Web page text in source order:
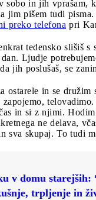
sobo in jih vprašam,
jim pišem tudi
preko telefona pri
tedensko slišiš s
Ljudje
jih poslušaš, se
ostarele in se družim
zapojemo,
in si z njimi.
ne delava,
sva skupaj. To tudi
v domu starejših:
trpljenje in